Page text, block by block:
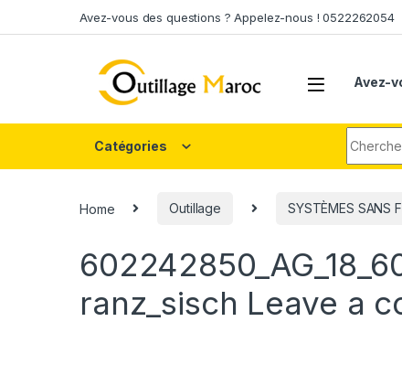
Avez-vous des questions ? Appelez-nous ! 0522262054
Avez-
Catégories
Home Outillage SYSTÈMES SANS
ranz_sisch Leave a